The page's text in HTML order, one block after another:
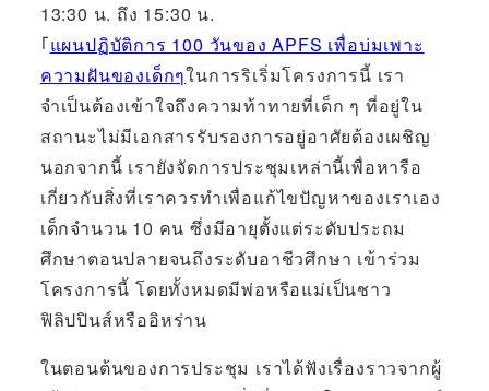
13:30 น. ถึง 15:30 น.
「แผนปฏิบัติการ 100 วันของ APFS เพื่อบ่มเพาะ
ความฝันของเด็กๆในการริเริ่มโครงการนี้ เรา
จำเป็นต้องเข้าใจถึงความท้าทายที่เด็ก ๆ ที่อยู่ใน
สถานะไม่มีเอกสารรับรองการอยู่อาศัยต้องเผชิญ
นอกจากนี้ เรายังจัดการประชุมเหล่านี้เพื่อหารือ
เกี่ยวกับสิ่งที่เราควรทำเพื่อแก้ไขปัญหาของเราเอง
เด็กจำนวน 10 คน ซึ่งมีอายุตั้งแต่ระดับประถม
ศึกษาตอนปลายจนถึงระดับอาชีวศึกษา เข้าร่วม
โครงการนี้ โดยทั้งหมดมีพ่อหรือแม่เป็นชาว
ฟิลิปปินส์หรืออิหร่าน
ในตอนต้นของการประชุม เราได้ฟังเรื่องราวจากผู้